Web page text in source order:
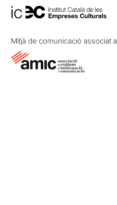
Mitjà de comunicació associat a